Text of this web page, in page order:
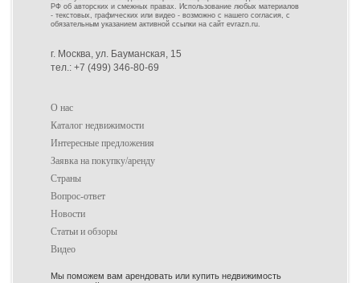
РФ об авторских и смежных правах. Использование любых материалов
- текстовых, графических или видео - возможно с нашего согласия, с
обязательным указанием активной ссылки на сайт evrazn.ru.
г. Москва, ул. Бауманская, 15
тел.: +7 (499) 346-80-69
О нас
Каталог недвижимости
Интересные предложения
Заявка на покупку/аренду
Страны
Вопрос-ответ
Новости
Статьи и обзоры
Видео
Мы поможем вам арендовать или купить недвижимость